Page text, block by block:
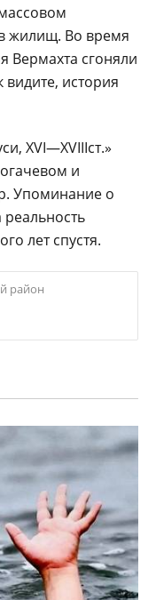
жилищ. Во время
Вермахта сгоняли
история
XVI—XVIIIст.»
и
Упоминание о
лет спустя.
район